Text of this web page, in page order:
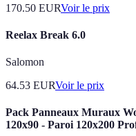
170.50 EURVoir le prix
Reelax Break 6.0
Salomon
64.53 EURVoir le prix
Pack Panneaux Muraux
120x90 - Paroi 120x200